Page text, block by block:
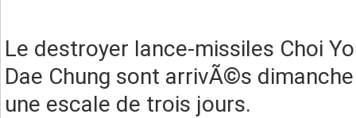
Le destroyer lance-missiles Choi
Dae Chung sont arrivÃ©s
une escale de trois jours.